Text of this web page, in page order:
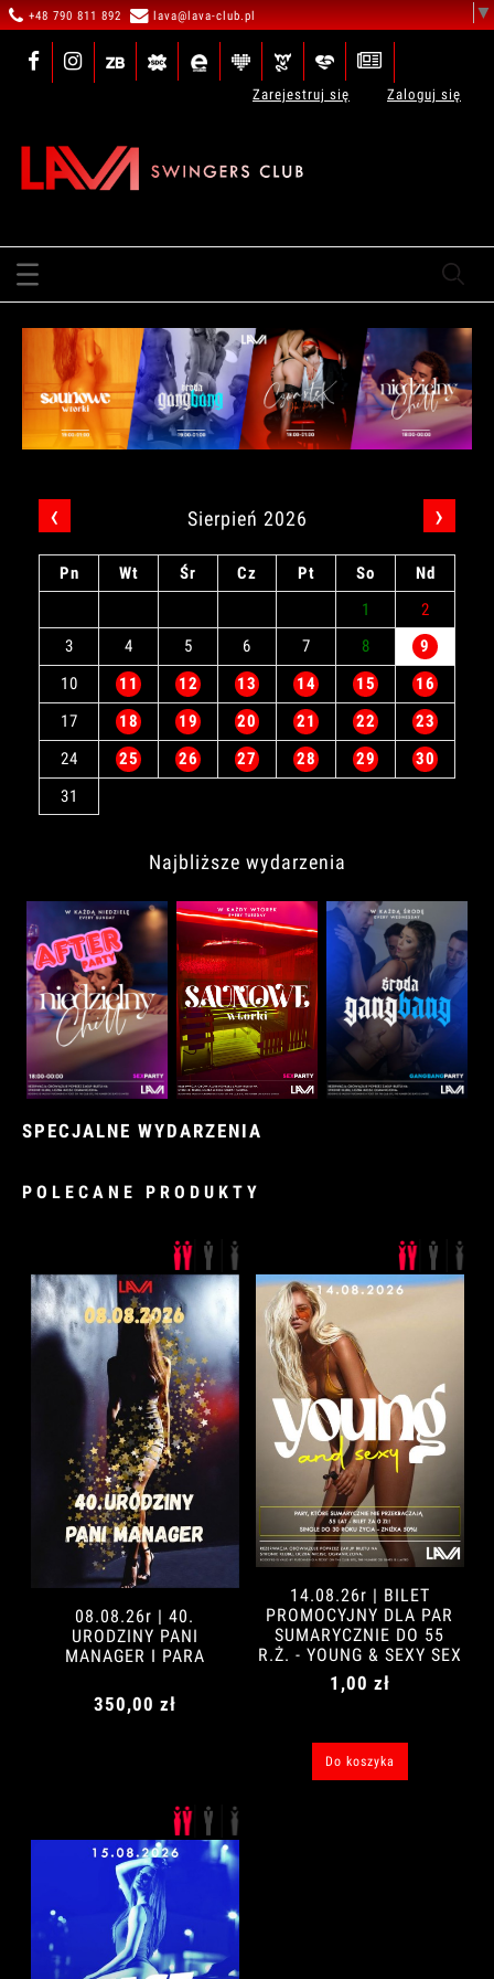
+48 790 811 892 lava@lava-club.pl ▼
Zarejestruj się Zaloguj się
‹ Sierpień 2026 ›
Pn Wt Śr Cz Pt So
Nd
1
2
3
4 5 6 7 8
9
10
11 12 13 14 15
16
17
18 19 20 21 22
23
24
25 26 27 28 29
30
31
Najbliższe wydarzenia
SPECJALNE WYDARZENIA
POLECANE PRODUKTY
08.08.26r | 40.
URODZINY PANI
MANAGER I PARA
350,00 zł
14.08.26r | BILET
PROMOCYJNY DLA PAR
SUMARYCZNIE DO 55
R.Ż. - YOUNG & SEXY SEX
PARTY | PARA
1,00 zł
Do koszyka